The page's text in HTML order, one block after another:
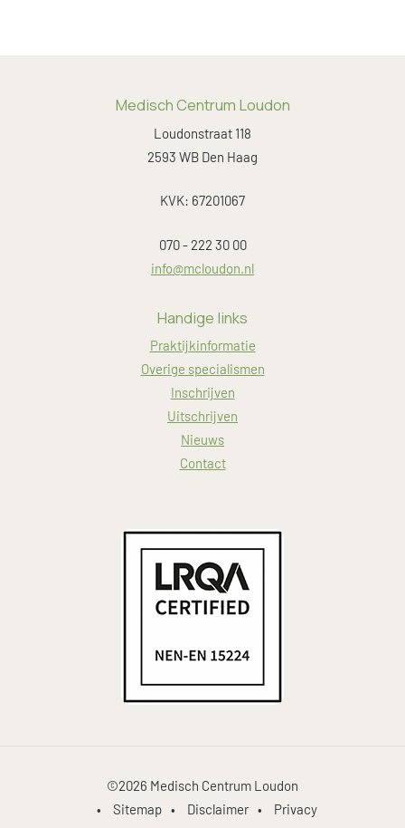
Medisch Centrum Loudon
Loudonstraat 118
2593 WB Den Haag
KVK: 67201067
070 - 222 30 00
info@mcloudon.nl
Handige links
Praktijkinformatie
Overige specialismen
Inschrijven
Uitschrijven
Nieuws
Contact
©2026 Medisch Centrum Loudon
•
Sitemap • Disclaimer • Privacy